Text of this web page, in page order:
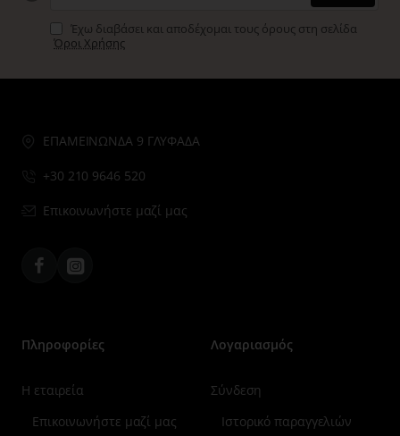
Έχω διαβάσει και αποδέχομαι τους όρους στη σελίδα
Όροι Χρήσης
ΕΠΑΜΕΙΝΩΝΔΑ 9 ΓΛΥΦΑΔΑ
+30 210 9646 520
Επικοινωνήστε μαζί μας
FacebookInstagram
Πληροφορίες
Η εταιρεία
Επικοινωνήστε μαζί μας
Λογαριασμός
Σύνδεση
Ιστορικό παραγγελιών